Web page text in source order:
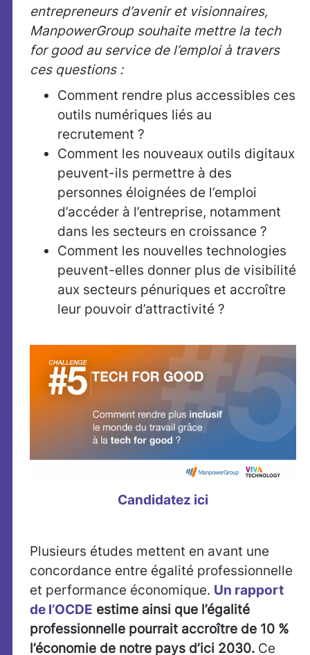
entrepreneurs d’avenir et visionnaires,
ManpowerGroup souhaite mettre la tech
for good au service de l’emploi à travers
ces questions :
Comment rendre plus accessibles ces
outils numériques liés au
recrutement ?
Comment les nouveaux outils digitaux
peuvent-ils permettre à des
personnes éloignées de l’emploi
d’accéder à l’entreprise, notamment
dans les secteurs en croissance ?
Comment les nouvelles technologies
peuvent-elles donner plus de visibilité
aux secteurs pénuriques et accroître
leur pouvoir d’attractivité ?
Candidatez ici
Plusieurs études mettent en avant une
concordance entre égalité professionnelle
et performance économique. Un rapport
de l’OCDE estime ainsi que l’égalité
professionnelle pourrait accroître de 10 %
l’économie de notre pays d’ici 2030. Ce